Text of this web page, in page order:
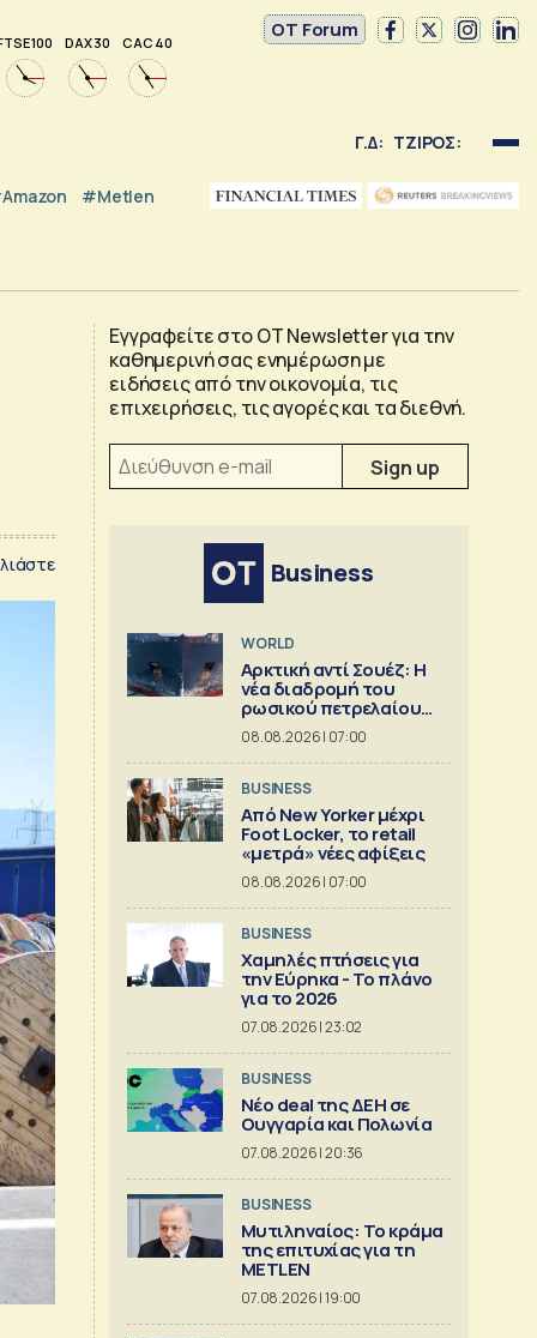
100 DAX 30 CAC 40
OT Forum
Γ.Δ: ΤΖΙΡΟΣ:
#Metlen
Εγγραφείτε στο OT Newsletter για την
καθημερινή σας ενημέρωση με
ειδήσεις από την οικονομία, τις
επιχειρήσεις, τις αγορές και τα διεθνή.
Business
WORLD
Αρκτική αντί Σουέζ: Η
νέα διαδρομή του
ρωσικού πετρελαίου
[Γράφημα]
08.08.2026 | 07:00
BUSINESS
Από New Yorker μέχρι
Foot Locker, το retail
«μετρά» νέες αφίξεις
08.08.2026 | 07:00
BUSINESS
Χαμηλές πτήσεις για
την Εύρηκα - Το πλάνο
για το 2026
07.08.2026 | 23:02
BUSINESS
Νέο deal της ΔΕΗ σε
Ουγγαρία και Πολωνία
07.08.2026 | 20:36
BUSINESS
Μυτιληναίος: Το κράμα
της επιτυχίας για τη
METLEN
07.08.2026 | 19:00